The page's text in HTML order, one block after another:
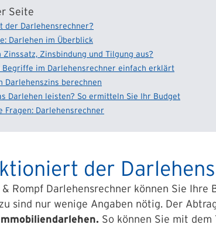
Seite
der Darlehensrechner?
Darlehen im Überblick
Zinssatz, Zinsbindung und Tilgung aus?
Begriffe im Darlehensrechner einfach erklärt
Darlehenszins berechnen
Darlehen leisten? So ermitteln Sie Ihr Budget
Fragen: Darlehensrechner
der
Rompf Darlehensrechner können Sie
sind nur wenige Angaben nötig. Der
So können Sie mit